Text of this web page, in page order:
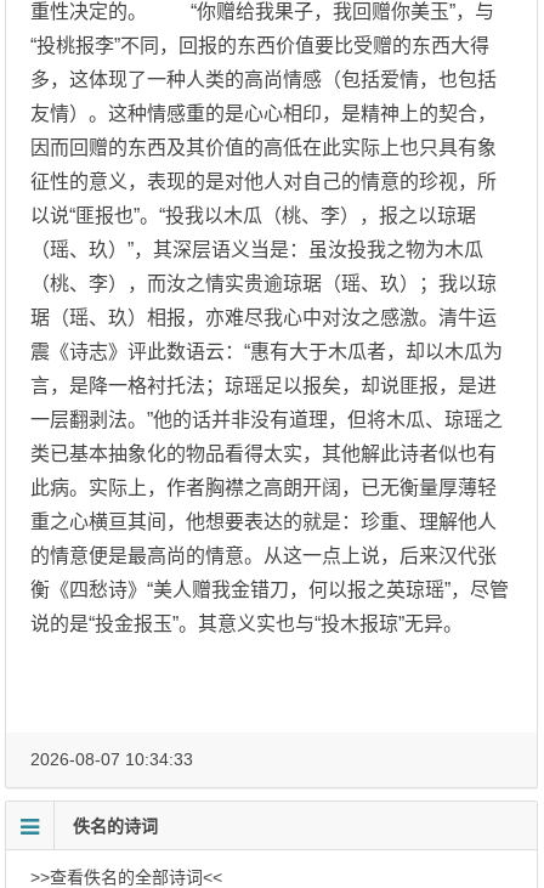
重性决定的。 “你赠给我果子，我回赠你美玉”，与
“投桃报李”不同，回报的东西价值要比受赠的东西大得
多，这体现了一种人类的高尚情感（包括爱情，也包括
友情）。这种情感重的是心心相印，是精神上的契合，
因而回赠的东西及其价值的高低在此实际上也只具有象
征性的意义，表现的是对他人对自己的情意的珍视，所
以说“匪报也”。“投我以木瓜（桃、李），报之以琼琚
（瑶、玖）”，其深层语义当是：虽汝投我之物为木瓜
（桃、李），而汝之情实贵逾琼琚（瑶、玖）；我以琼
琚（瑶、玖）相报，亦难尽我心中对汝之感激。清牛运
震《诗志》评此数语云：“惠有大于木瓜者，却以木瓜为
言，是降一格衬托法；琼瑶足以报矣，却说匪报，是进
一层翻剥法。”他的话并非没有道理，但将木瓜、琼瑶之
类已基本抽象化的物品看得太实，其他解此诗者似也有
此病。实际上，作者胸襟之高朗开阔，已无衡量厚薄轻
重之心横亘其间，他想要表达的就是：珍重、理解他人
的情意便是最高尚的情意。从这一点上说，后来汉代张
衡《四愁诗》“美人赠我金错刀，何以报之英琼瑶”，尽管
说的是“投金报玉”。其意义实也与“投木报琼”无异。
2026-08-07 10:34:33
佚名的诗词
>>查看佚名的全部诗词<<